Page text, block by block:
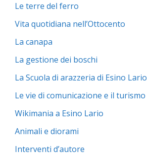
Le terre del ferro
Vita quotidiana nell’Ottocento
La canapa
La gestione dei boschi
La Scuola di arazzeria di Esino Lario
Le vie di comunicazione e il turismo
Wikimania a Esino Lario
Animali e diorami
Interventi d’autore